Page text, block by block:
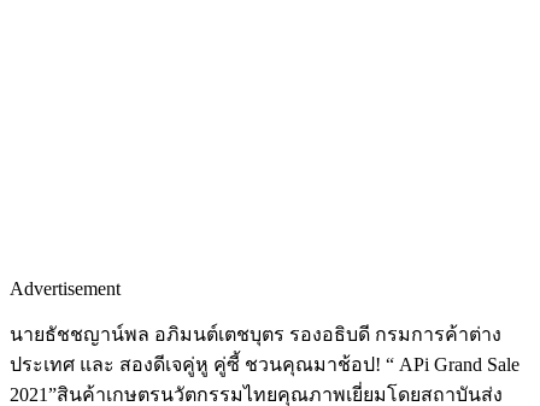
Advertisement
นายธัชชญาน์พล อภิมนต์เตชบุตร รองอธิบดี กรมการค้าต่าง
ประเทศ และ สองดีเจคู่หู คู่ซี้ ชวนคุณมาช้อป! “ APi Grand Sale
2021”สินค้าเกษตรนวัตกรรมไทยคุณภาพเยี่ยมโดยสถาบันส่ง